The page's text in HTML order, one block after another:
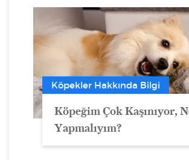
Köpekler Hakkında Bilgi
Köpeğim Çok Kaşınıyor,
Yapmalıyım?